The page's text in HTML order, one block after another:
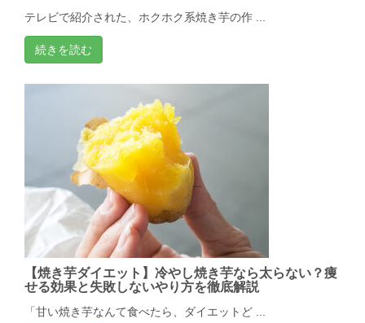
テレビで紹介された、ホクホク系焼き芋の作 ...
続きを読む
【焼き芋ダイエット】冷やし焼き芋なら太らない？痩
せる効果と失敗しないやり方を徹底解説
「甘い焼き芋なんて食べたら、ダイエットど ...